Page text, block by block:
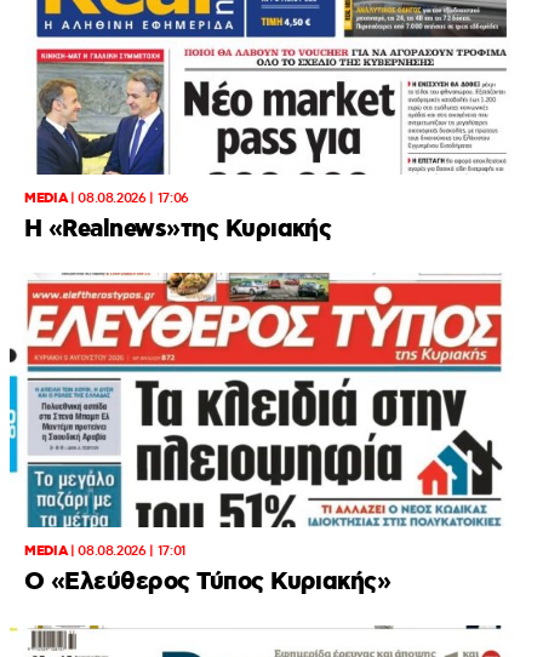
MEDIA|08.08.2026 | 17:06
Η «Realnews»της Κυριακής
MEDIA|08.08.2026 | 17:01
Ο «Eλεύθερος Τύπος Κυριακής»